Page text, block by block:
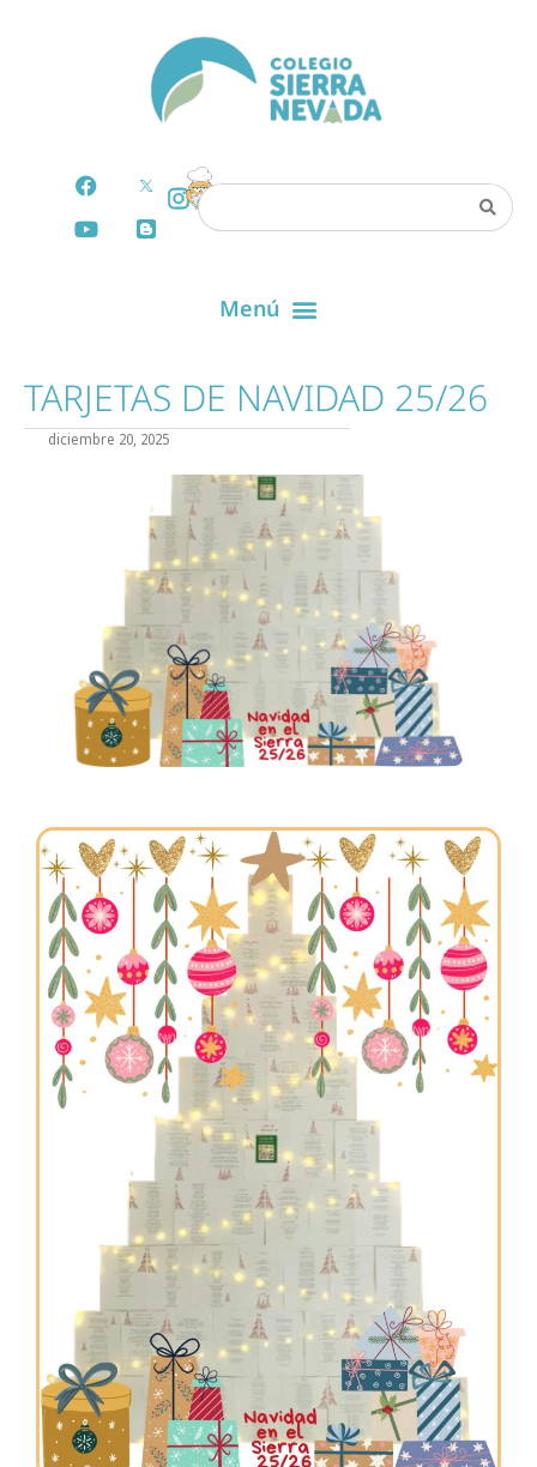
TARJETAS DE NAVIDAD 25/26
diciembre 20, 2025